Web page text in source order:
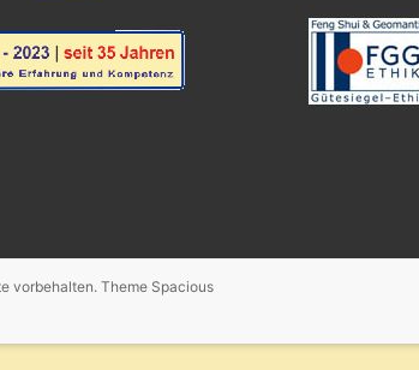
vorbehalten. Theme Spacious